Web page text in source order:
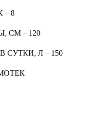
– 8
СМ – 120
СУТКИ, Л – 150